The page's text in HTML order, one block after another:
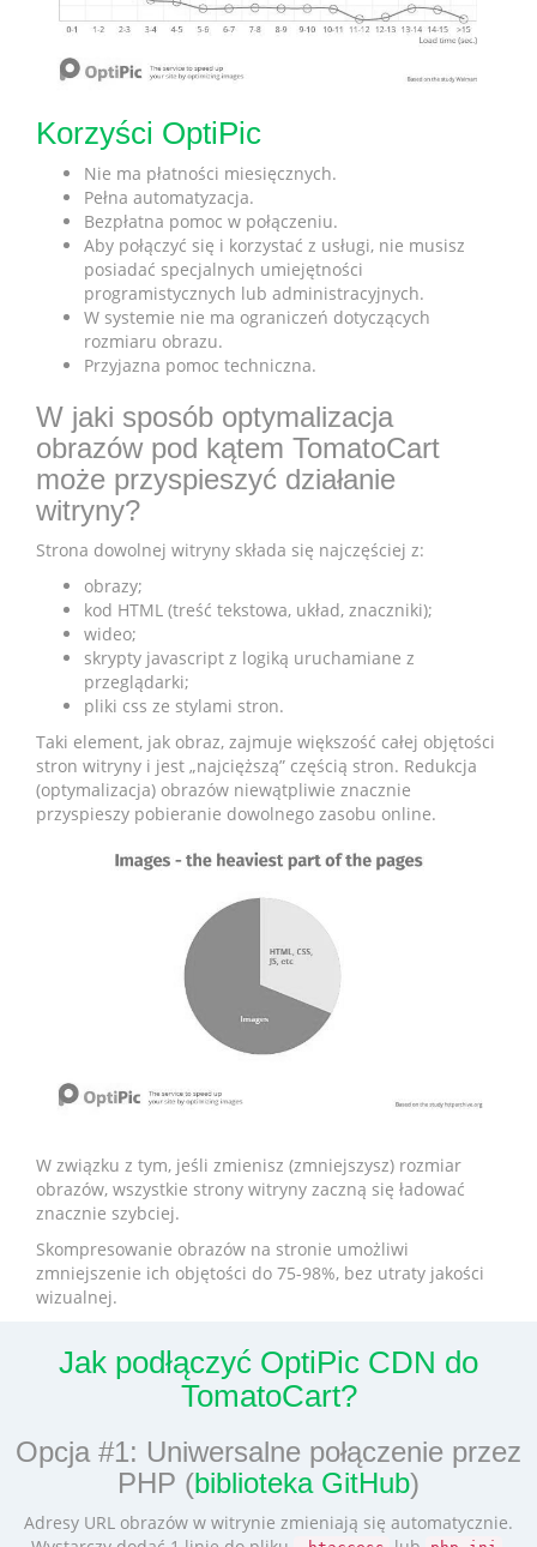
Korzyści OptiPic
Nie ma płatności miesięcznych.
Pełna automatyzacja.
Bezpłatna pomoc w połączeniu.
Aby połączyć się i korzystać z usługi, nie musisz
posiadać specjalnych umiejętności
programistycznych lub administracyjnych.
W systemie nie ma ograniczeń dotyczących
rozmiaru obrazu.
Przyjazna pomoc techniczna.
W jaki sposób optymalizacja
obrazów pod kątem TomatoCart
może przyspieszyć działanie
witryny?
Strona dowolnej witryny składa się najczęściej z:
obrazy;
kod HTML (treść tekstowa, układ, znaczniki);
wideo;
skrypty javascript z logiką uruchamiane z
przeglądarki;
pliki css ze stylami stron.
Taki element, jak obraz, zajmuje większość całej objętości
stron witryny i jest „najcięższą” częścią stron. Redukcja
(optymalizacja) obrazów niewątpliwie znacznie
przyspieszy pobieranie dowolnego zasobu online.
W związku z tym, jeśli zmienisz (zmniejszysz) rozmiar
obrazów, wszystkie strony witryny zaczną się ładować
znacznie szybciej.
Skompresowanie obrazów na stronie umożliwi
zmniejszenie ich objętości do 75-98%, bez utraty jakości
wizualnej.
Jak podłączyć OptiPic CDN do
TomatoCart?
Opcja #1: Uniwersalne połączenie przez
PHP (biblioteka GitHub)
Adresy URL obrazów w witrynie zmieniają się automatycznie.